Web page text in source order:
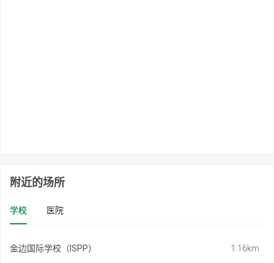
附近的场所
学校 医院
金边国际学校（ISPP） 1.16km